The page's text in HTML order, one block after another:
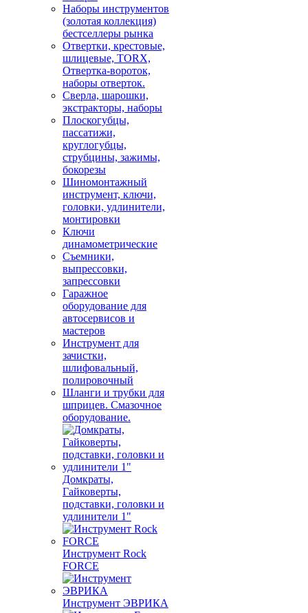
Наборы инструментов
(золотая коллекция)
бестселлеры рынка
Отвертки, крестовые,
шлицевые, TORX,
Отвертка-вороток,
наборы отверток.
Сверла, шарошки,
экстракторы, наборы
Плоскогубцы,
пассатижи,
круглогубцы,
струбцины, зажимы,
бокорезы
Шиномонтажный
инструмент, ключи,
головки, удлинители,
монтировки
Ключи
динамометрические
Съемники,
выпрессовки,
запрессовки
Гаражное
оборудование для
автосервисов и
мастеров
Инструмент для
зачистки,
шлифовальный,
полировочный
Шланги и трубки для
шприцев. Смазочное
оборудование.
Домкраты,
Гайковерты,
подставки, головки и
удлинители 1"
Инструмент Rock
FORCE
Инструмент ЭВРИКА